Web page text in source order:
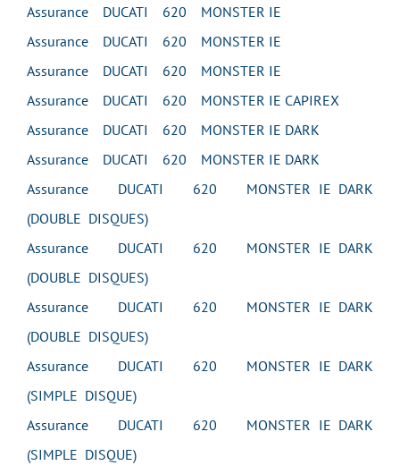
Assurance DUCATI 620 MONSTER IE
Assurance DUCATI 620 MONSTER IE
Assurance DUCATI 620 MONSTER IE
Assurance DUCATI 620 MONSTER IE CAPIREX
Assurance DUCATI 620 MONSTER IE DARK
Assurance DUCATI 620 MONSTER IE DARK
Assurance DUCATI 620 MONSTER IE DARK
(DOUBLE DISQUES)
Assurance DUCATI 620 MONSTER IE DARK
(DOUBLE DISQUES)
Assurance DUCATI 620 MONSTER IE DARK
(DOUBLE DISQUES)
Assurance DUCATI 620 MONSTER IE DARK
(SIMPLE DISQUE)
Assurance DUCATI 620 MONSTER IE DARK
(SIMPLE DISQUE)